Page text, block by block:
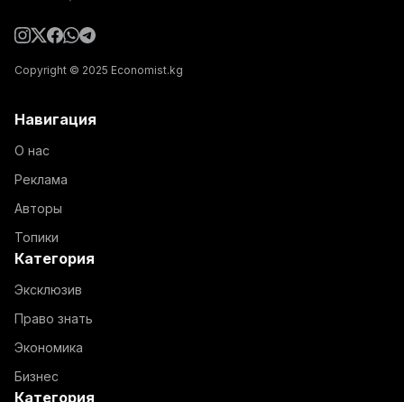
Copyright © 2025 Economist.kg
Навигация
О нас
Реклама
Авторы
Топики
Категория
Эксклюзив
Право знать
Экономика
Бизнес
Категория